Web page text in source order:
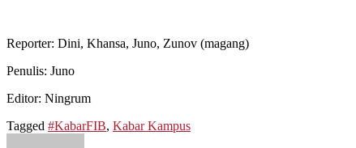
Reporter: Dini, Khansa, Juno, Zunov (magang)
Penulis: Juno
Editor: Ningrum
Tagged #KabarFIB, Kabar Kampus